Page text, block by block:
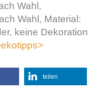
Wahl,
Wahl, Material:
keine Dekoration
teilen